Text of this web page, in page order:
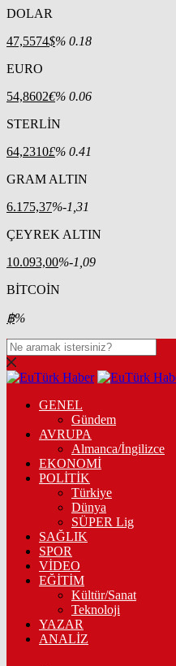
DOLAR
47,5574$% 0.18
EURO
54,8602€% 0.06
STERLİN
64,2310£% 0.41
GRAM ALTIN
6.175,37%-1,31
ÇEYREK ALTIN
10.093,00%-1,09
BİTCOİN
฿%
GENEL
Gündem
AVRUPA
Almanca/İngilizce
EKONOMİ
POLİTİK
Türkiye
Dünya
SÜPER Lig
SAĞLIK
SPOR
VİDEO
EĞİTİM
Kültür/Sanat
Teknoloji
YAZAR
ANALİZ